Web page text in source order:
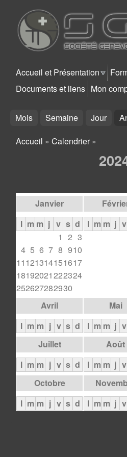
SGTT
Accueil et Présentation
Documents et liens Mon
Mois Semaine Jour
Vous êtes ici
Accueil » Calendrier »
Janvier
l m m j v s d
1 2 3
4 5 6 7 8 910
11121314151617
18192021222324
252627282930
l m m j v
Avril
l m m j v s d
Mai
l m m j v
Juillet
l m m j v s d
Août
l m m j v
Octobre
l m m j v s d
l m m j v